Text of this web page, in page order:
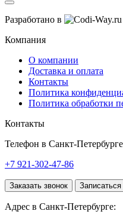
Разработано в
Компания
О компании
Доставка и оплата
Контакты
Политика
Политика обработки
Контакты
Телефон в Санкт-
+7 921-302-47-86
Заказать звонок
Адрес в Санкт-Петербурге: